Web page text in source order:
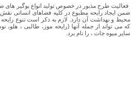
فعالیت طرح مذبور در خصوص تولید انواع بوگیر های
ضمن ایجاد رایحه مطبوع در کلیه فضاهای انسانی
که می تواند از جمله آنها (رایحه موز، طالبی ، هلو،
سایر میوه جات ، را نام برد.